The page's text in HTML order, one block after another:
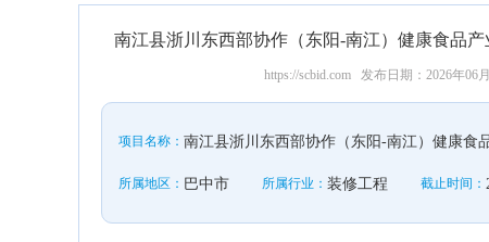
南江县浙川东西部协作（东阳-南江）健康食品
https://scbid.com 发布日期：2026年06
项目名称： 南江县浙川东西部协作（东阳-南江）健康食
所属地区： 巴中市 所属行业： 装修工程 截止时间：